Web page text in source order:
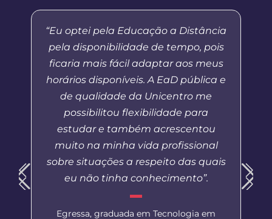
“Eu optei pela Educação a Distância
pela disponibilidade de tempo, pois
ficaria mais fácil adaptar aos meus
horários disponíveis. A EaD pública e
de qualidade da Unicentro me
possibilitou flexibilidade para
estudar e também acrescentou
muito na minha vida profissional
sobre situações a respeito das quais
eu não tinha conhecimento”.
Egressa, graduada em Tecnologia em